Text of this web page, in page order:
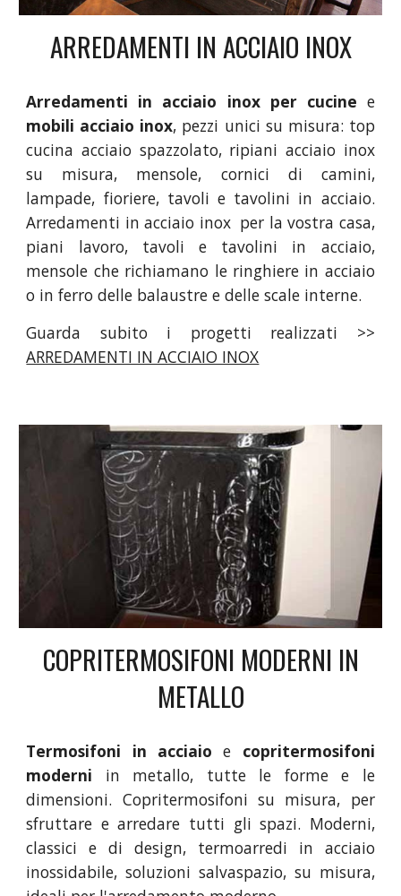
ARREDAMENTI IN ACCIAIO INOX
Arredamenti in acciaio inox per cucine e
mobili acciaio inox, pezzi unici su misura: top
cucina acciaio spazzolato, ripiani acciaio inox
su misura, mensole, cornici di camini,
lampade, fioriere, tavoli e tavolini in acciaio.
Arredamenti in acciaio inox per la vostra casa,
piani lavoro, tavoli e tavolini in acciaio,
mensole che richiamano le ringhiere in acciaio
o in ferro delle balaustre e delle scale interne.
Guarda subito i progetti realizzati >>
ARREDAMENTI IN ACCIAIO INOX
COPRITERMOSIFONI MODERNI IN
METALLO
Termosifoni in acciaio e copritermosifoni
moderni in metallo, tutte le forme e le
dimensioni. Copritermosifoni su misura, per
sfruttare e arredare tutti gli spazi. Moderni,
classici e di design, termoarredi in acciaio
inossidabile, soluzioni salvaspazio, su misura,